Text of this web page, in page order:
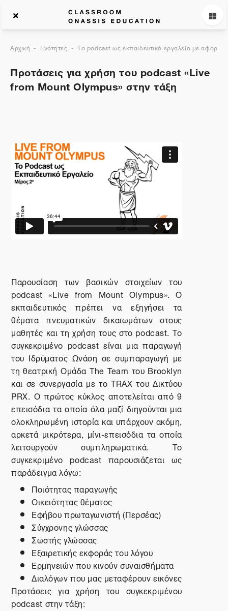
Αρχική Ενότητες Το podcast ως εκπαιδευτικό εργαλείο με
Προτάσεις για χρήση του podcast «Live
from Mount Olympus» στην τάξη
Παρουσίαση των βασικών στοιχείων του
podcast «Live from Mount Olympus». Ο
εκπαιδευτικός πρέπει να εξηγήσει τα
θέματα πνευματικών δικαιωμάτων στους
μαθητές και τη χρήση τους στο podcast. Το
συγκεκριμένο podcast είναι μια παραγωγή
του Ιδρύματος Ωνάση σε συμπαραγωγή με
τη θεατρική Ομάδα The Team του Brooklyn
και σε συνεργασία με το TRAX του Δικτύου
PRX. Ο πρώτος κύκλος αποτελείται από 9
επεισόδια τα οποία όλα μαζί διηγούνται μια
ολοκληρωμένη ιστορία και υπάρχουν ακόμη,
αρκετά μικρότερα, μίνι-επεισόδια τα οποία
λειτουργούν συμπληρωματικά. Το
συγκεκριμένο podcast παρουσιάζεται ως
παράδειγμα λόγω:
Ποιότητας παραγωγής
Οικειότητας θέματος
Εφήβου πρωταγωνιστή (Περσέας)
Σύγχρονης γλώσσας
Σωστής γλώσσας
Εξαιρετικής εκφοράς του λόγου
Ερμηνειών που κινούν συναισθήματα
Διαλόγων που μας μεταφέρουν εικόνες
Προτάσεις για χρήση του συγκεκριμένου
podcast στην τάξη: